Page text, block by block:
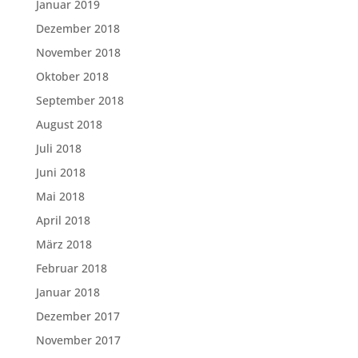
Januar 2019
Dezember 2018
November 2018
Oktober 2018
September 2018
August 2018
Juli 2018
Juni 2018
Mai 2018
April 2018
März 2018
Februar 2018
Januar 2018
Dezember 2017
November 2017